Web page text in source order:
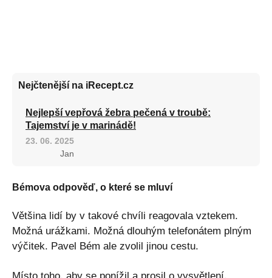
Nejčtenější na iRecept.cz
Nejlepší vepřová žebra pečená v troubě:
Tajemství je v marinádě!
23. 06. 2025
Jan
Bémova odpověď, o které se mluví
Většina lidí by v takové chvíli reagovala vztekem.
Možná urážkami. Možná dlouhým telefonátem plným
výčitek. Pavel Bém ale zvolil jinou cestu.